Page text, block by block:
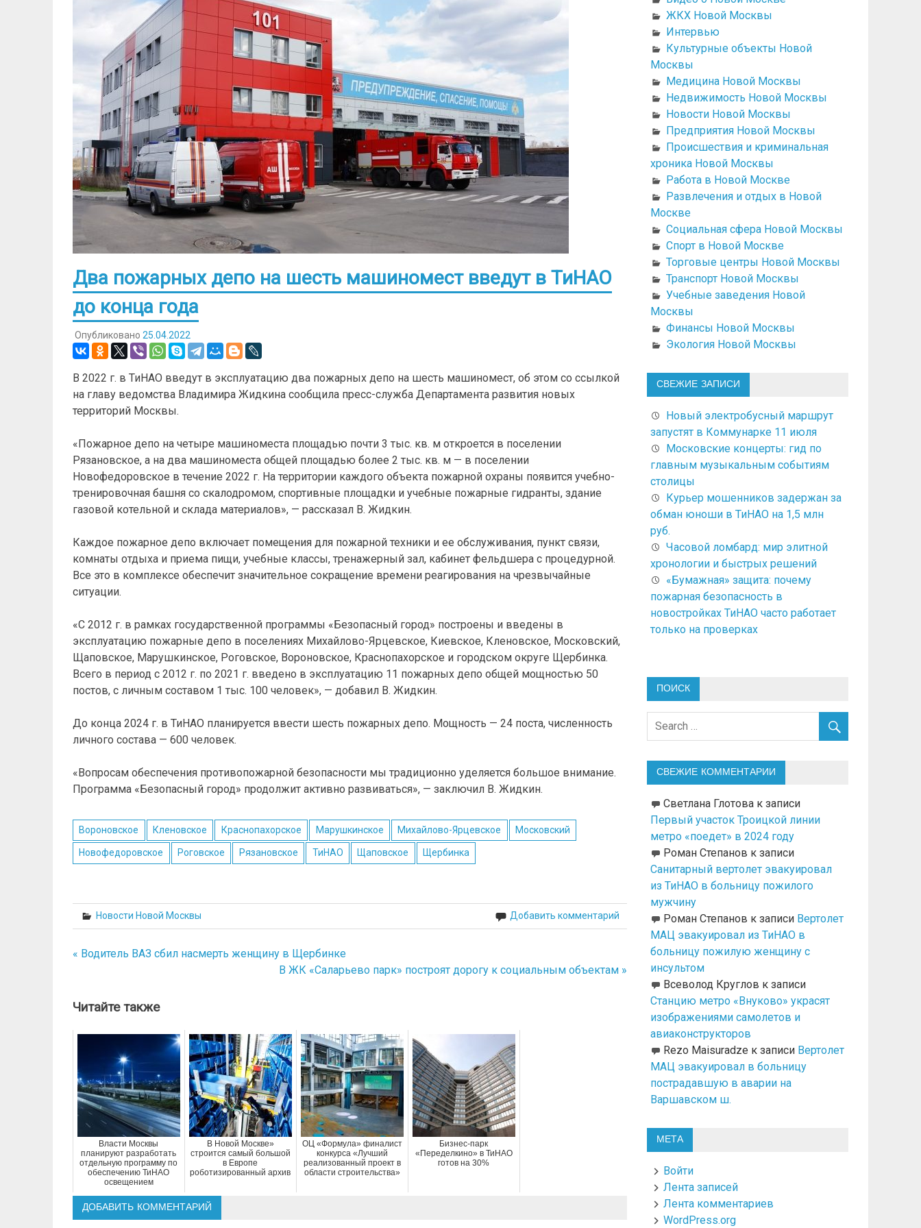
Два пожарных депо на шесть машиномест введут в ТиНАО
до конца года
Опубликовано 25.04.2022
В 2022 г. в ТиНАО введут в эксплуатацию два пожарных депо на шесть машиномест, об этом со ссылкой
на главу ведомства Владимира Жидкина сообщила пресс-служба Департамента развития новых
территорий Москвы.
«Пожарное депо на четыре машиноместа площадью почти 3 тыс. кв. м откроется в поселении
Рязановское, а на два машиноместа общей площадью более 2 тыс. кв. м — в поселении
Новофедоровское в течение 2022 г. На территории каждого объекта пожарной охраны появится учебно-
тренировочная башня со скалодромом, спортивные площадки и учебные пожарные гидранты, здание
газовой котельной и склада материалов», — рассказал В. Жидкин.
Каждое пожарное депо включает помещения для пожарной техники и ее обслуживания, пункт связи,
комнаты отдыха и приема пищи, учебные классы, тренажерный зал, кабинет фельдшера с процедурной.
Все это в комплексе обеспечит значительное сокращение времени реагирования на чрезвычайные
ситуации.
«С 2012 г. в рамках государственной программы «Безопасный город» построены и введены в
эксплуатацию пожарные депо в поселениях Михайлово-Ярцевское, Киевское, Кленовское, Московский,
Щаповское, Марушкинское, Роговское, Вороновское, Краснопахорское и городском округе Щербинка.
Всего в период с 2012 г. по 2021 г. введено в эксплуатацию 11 пожарных депо общей мощностью 50
постов, с личным составом 1 тыс. 100 человек», — добавил В. Жидкин.
До конца 2024 г. в ТиНАО планируется ввести шесть пожарных депо. Мощность — 24 поста, численность
личного состава — 600 человек.
«Вопросам обеспечения противопожарной безопасности мы традиционно уделяется большое внимание.
Программа «Безопасный город» продолжит активно развиваться», — заключил В. Жидкин.
Вороновское Кленовское Краснопахорское Марушкинское Михайлово-Ярцевское Московский
Новофедоровское Роговское Рязановское ТиНАО Щаповское Щербинка
Новости Новой Москвы Добавить комментарий
Навигация
записям
« Водитель ВАЗ сбил насмерть женщину в Щербинке
В ЖК «Саларьево парк» построят дорогу к социальным объектам »
Читайте также
Власти Москвы
планируют разработать
отдельную программу по
обеспечению ТиНАО
освещением
В Новой Москве»
строится самый большой
в Европе
роботизированный архив
ОЦ «Формула» финалист
конкурса «Лучший
реализованный проект в
области строительства»
Бизнес-парк
«Переделкино» в ТиНАО
готов на 30%
ДОБАВИТЬ КОММЕНТАРИЙ
ЖКХ Новой Москвы
Интервью
Культурные объекты Новой
Москвы
Медицина Новой Москвы
Недвижимость Новой Москвы
Новости Новой Москвы
Предприятия Новой Москвы
Происшествия и криминальная
хроника Новой Москвы
Работа в Новой Москве
Развлечения и отдых в Новой
Москве
Социальная сфера Новой Москвы
Спорт в Новой Москве
Торговые центры Новой Москвы
Транспорт Новой Москвы
Учебные заведения Новой
Москвы
Финансы Новой Москвы
Экология Новой Москвы
СВЕЖИЕ ЗАПИСИ
Новый электробусный маршрут
запустят в Коммунарке 11 июля
Московские концерты: гид по
главным музыкальным событиям
столицы
Курьер мошенников задержан за
обман юноши в ТиНАО на 1,5 млн
руб.
Часовой ломбард: мир элитной
хронологии и быстрых решений
«Бумажная» защита: почему
пожарная безопасность в
новостройках ТиНАО часто работает
только на проверках
ПОИСК
СВЕЖИЕ КОММЕНТАРИИ
Светлана Глотовак записи
Первый участок Троицкой линии
метро «поедет» в 2024 году
Роман Степанов к записи
Санитарный вертолет эвакуировал
из ТиНАО в больницу пожилого
мужчину
Роман Степанов к записи Вертолет
МАЦ эвакуировал из ТиНАО в
больницу пожилую женщину с
инсультом
Всеволод Круглов к записи
Станцию метро «Внуково» украсят
изображениями самолетов и
авиаконструкторов
Rezo Maisuradze к записи Вертолет
МАЦ эвакуировал в больницу
пострадавшую в аварии на
Варшавском ш.
МЕТА
Войти
Лента записей
Лента комментариев
WordPress.org